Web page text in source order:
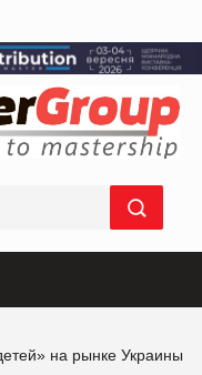
на рынке Украины